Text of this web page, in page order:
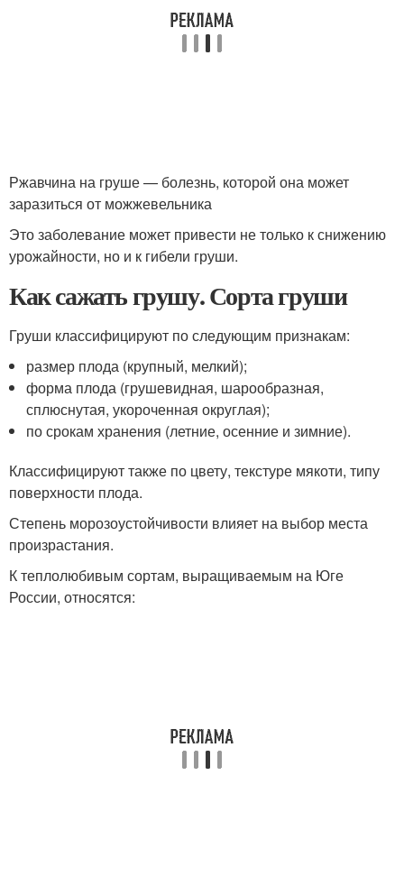
Ржавчина на груше — болезнь, которой она может
заразиться от можжевельника
Это заболевание может привести не только к снижению
урожайности, но и к гибели груши.
Как сажать грушу. Сорта груши
Груши классифицируют по следующим признакам:
размер плода (крупный, мелкий);
форма плода (грушевидная, шарообразная,
сплюснутая, укороченная округлая);
по срокам хранения (летние, осенние и зимние).
Классифицируют также по цвету, текстуре мякоти, типу
поверхности плода.
Степень морозоустойчивости влияет на выбор места
произрастания.
К теплолюбивым сортам, выращиваемым на Юге
России, относятся: